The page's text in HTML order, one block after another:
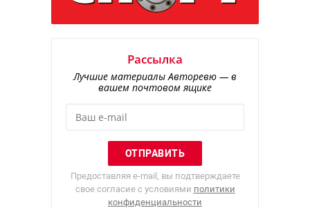
Рассылка
Лучшие материалы Авторевю — в
вашем почтовом ящике
Предоставляя e-mail, вы подтверждаете
свое согласие с условиями политики
конфиденциальности